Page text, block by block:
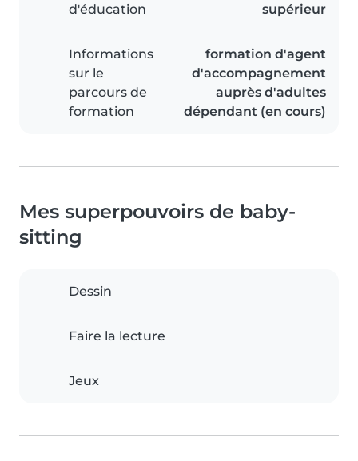
d'éducation
supérieur
Informations
sur le
parcours de
formation
formation d'agent
d'accompagnement
auprès d'adultes
dépendant (en cours)
Mes superpouvoirs de baby-
sitting
Dessin
Faire la lecture
Jeux